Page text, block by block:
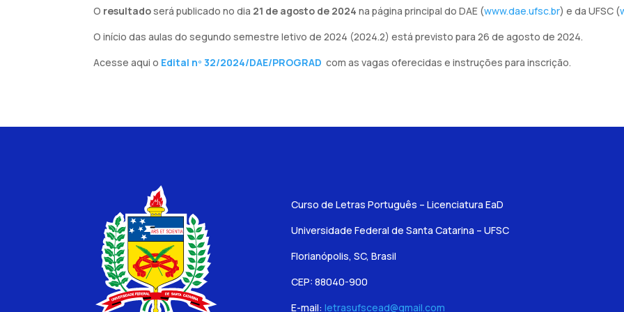
O resultadoserá publicado no dia 21 de agosto de 2024 na página principal do DAE (www.dae.ufsc.br) e da UFSC (
O início das aulas do segundo semestre letivo de 2024 (2024.2) está previsto para 26 de agosto de 2024.
Acesse aqui o Edital nº 32/2024/DAE/PROGRAD com as vagas oferecidas e instruções para inscrição.
Curso de Letras Português – Licenciatura EaD
Universidade Federal de Santa Catarina – UFSC
Florianópolis, SC, Brasil
CEP: 88040-900
E-mail: letrasufscead@gmail.com